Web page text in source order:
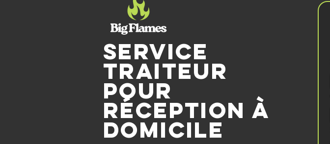
Service
traiteur
pour
réception à
domicile